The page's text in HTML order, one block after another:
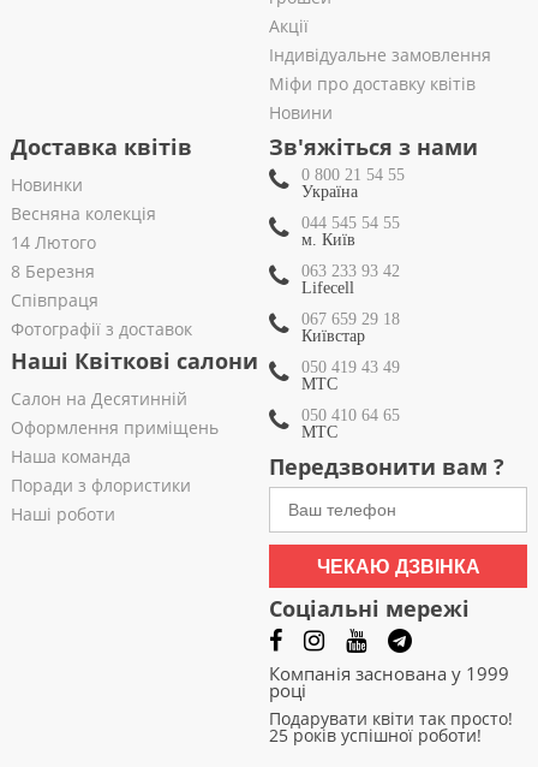
Акції
Індивідуальне замовлення
Міфи про доставку квітів
Новини
Доставка квітів
Новинки
Весняна колекція
14 Лютого
8 Березня
Співпраця
Фотографії з доставок
Наші Квіткові салони
Салон на Десятинній
Оформлення приміщень
Наша команда
Поради з флористики
Наші роботи
Зв'яжіться з нами
0 800 21 54 55
Україна
044 545 54 55
м. Київ
063 233 93 42
Lifecell
067 659 29 18
Київстар
050 419 43 49
МТС
050 410 64 65
МТС
Передзвонити вам ?
ЧЕКАЮ ДЗВІНКА
Соціальні мережі
Компанія заснована у 1999
році
Подарувати квіти так просто!
25 років успішної роботи!